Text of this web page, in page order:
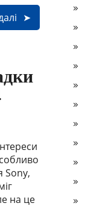
Sony,
на це